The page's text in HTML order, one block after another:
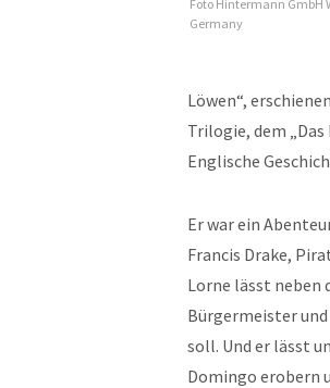
Foto Hintermann GmbH
Germany
Löwen“,
Trilogie, dem
Englische
Er war ein
Francis Drake,
Lorne lässt neben
Bürgermeister
soll. Und er lässt
Domingo erobern